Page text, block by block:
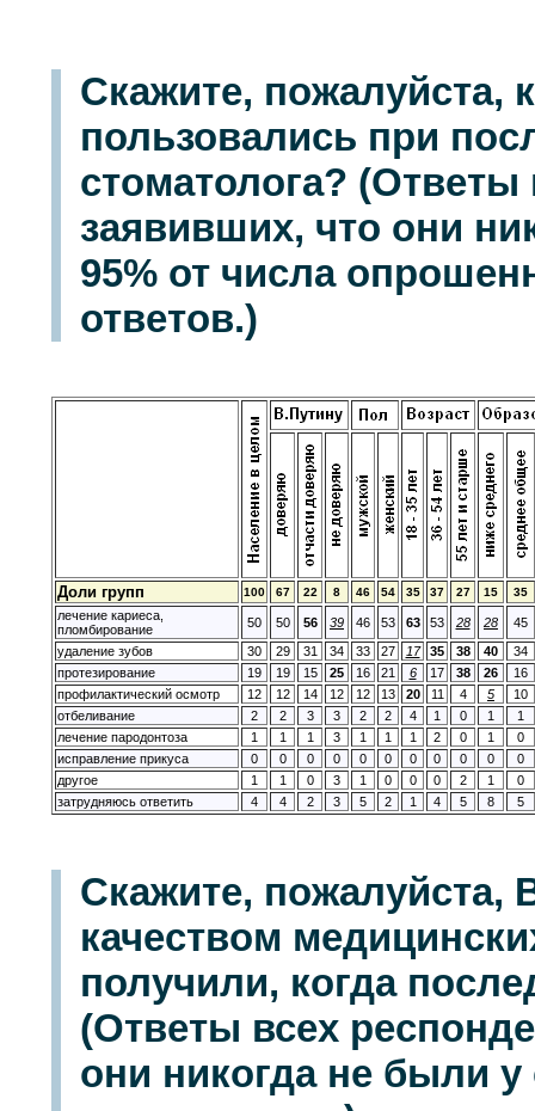
Скажите, пожалуйста,
пользовались при
стоматолога?
заявивших, что они
95% от числа
ответов.)
Доли групп 100 67 22 8 46 54 35 37 27 15 35
лечение кариеса,
пломбирование
50 50 56 39 46 53 63 53 28 28
45
удаление зубов
30 29 31 34 33 27 17 35 38 40
34
протезирование
19 19 15 25 16 21 6 17 38 26
16
профилактический осмотр
12 12 14 12 12 13 20 11 4 5
10
отбеливание
2 2 3 3 2 2 4 1 0 1
1
лечение пародонтоза
1 1 1 3 1 1 1 2 0 1
0
исправление прикуса
0 0 0 0 0 0 0 0 0 0
0
другое
1 1 0 3 1 0 0 0 2 1
0
затрудняюсь ответить
4 4 2 3 5 2 1 4 5 8 5
Скажите,
качеством
получили, когда
(Ответы всех
они никогда не были у